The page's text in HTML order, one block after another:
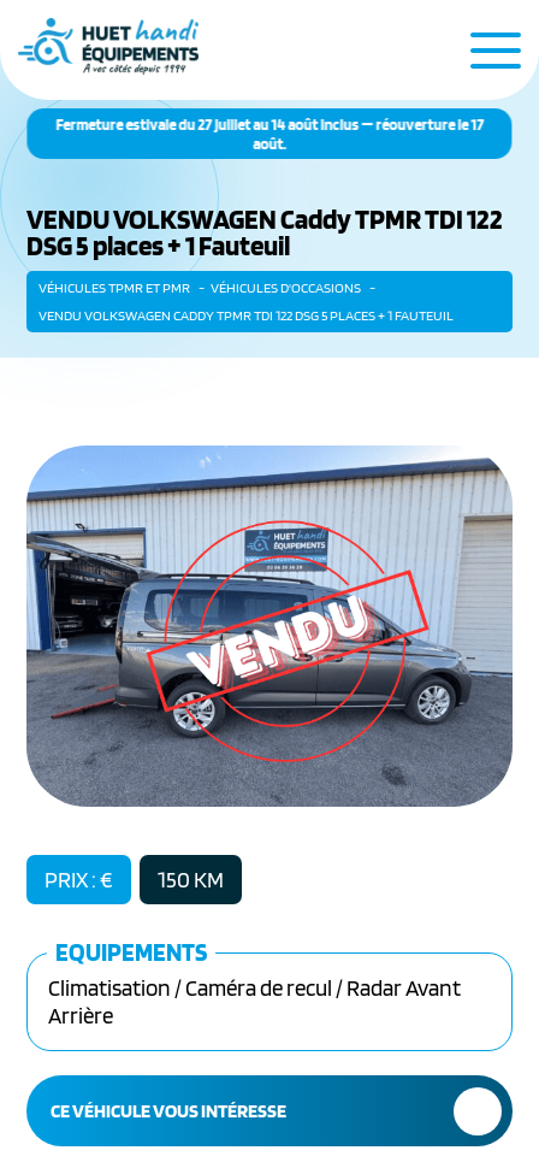
Fermeture estivale du 27 juillet au 14 août inclus — réouverture le 17
août.
VENDU VOLKSWAGEN Caddy TPMR TDI 122
DSG 5 places + 1 Fauteuil
VÉHICULES TPMR ET PMR
VÉHICULES D'OCCASIONS
VENDU VOLKSWAGEN CADDY TPMR TDI 122 DSG 5 PLACES + 1 FAUTEUIL
PRIX : € 150 KM
EQUIPEMENTS
Climatisation / Caméra de recul / Radar Avant
Arrière
CE VÉHICULE VOUS INTÉRESSE